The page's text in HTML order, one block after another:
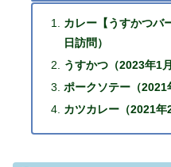
カレー【うすかつバ
日訪問）
うすかつ（2023年1
ポークソテー（2021
カツカレー（2021年